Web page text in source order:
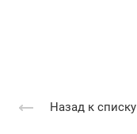
Назад к списку